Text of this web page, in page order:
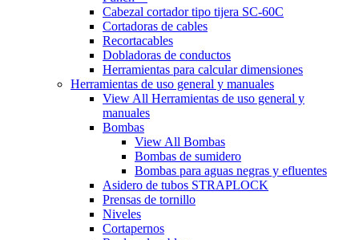
Cabezal cortador tipo tijera SC-60C
Cortadoras de cables
Recortacables
Dobladoras de conductos
Herramientas para calcular dimensiones
Herramientas de uso general y manuales
View All Herramientas de uso general y
manuales
Bombas
View All Bombas
Bombas de sumidero
Bombas para aguas negras y efluentes
Asidero de tubos STRAPLOCK
Prensas de tornillo
Niveles
Cortapernos